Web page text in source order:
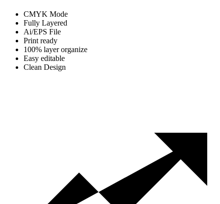
CMYK Mode
Fully Layered
Ai/EPS File
Print ready
100% layer organize
Easy editable
Clean Design